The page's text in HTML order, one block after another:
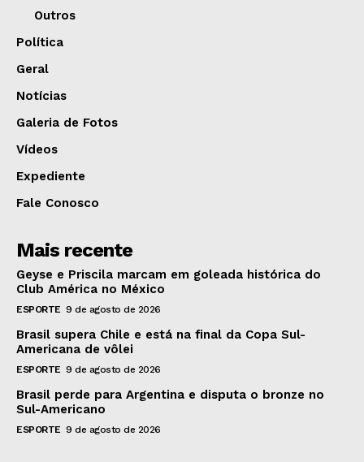
Outros
Política
Geral
Notícias
Galeria de Fotos
Vídeos
Expediente
Fale Conosco
Mais recente
Geyse e Priscila marcam em goleada histórica do
Club América no México
ESPORTE 9 de agosto de 2026
Brasil supera Chile e está na final da Copa Sul-
Americana de vôlei
ESPORTE 9 de agosto de 2026
Brasil perde para Argentina e disputa o bronze no
Sul-Americano
ESPORTE 9 de agosto de 2026